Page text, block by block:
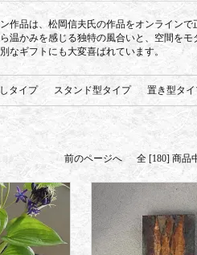
作品は、松岡信夫氏の作品をオンライン
温かみを感じる独特の風合いと、空間をモ
なギフトにも大変喜ばれています。
タイプ スタンド型タイプ 置き型タ
前のページへ 全 [180] 商品